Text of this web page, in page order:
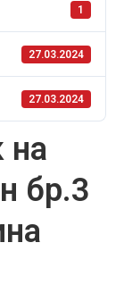
1
27.03.2024
27.03.2024
на
бр.3